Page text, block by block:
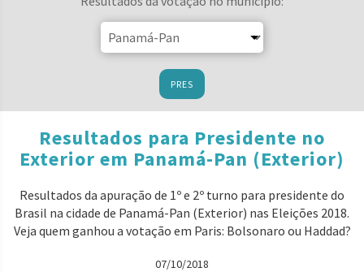
PRES
Resultados para Presidente no
Exterior em Panamá-Pan (Exterior)
Resultados da apuração de 1º e 2º turno para presidente do
Brasil na cidade de Panamá-Pan (Exterior) nas Eleições 2018.
Veja quem ganhou a votação em Paris: Bolsonaro ou Haddad?
07/10/2018